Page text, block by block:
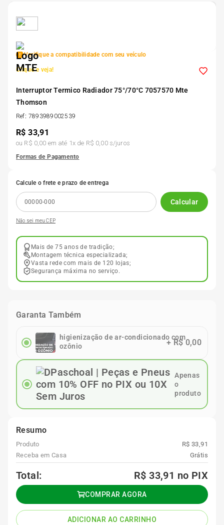
Verifique a compatibilidade com seu veículo
Clique e veja!
Interruptor Termico Radiador 75°/70°C 7057570 Mte
Thomson
Ref: 7893989002539
R$33,91
ou R$ 0,00 em até 1x de R$ 0,00s/juros
Formas de Pagamento
Calcule o frete e prazo de entrega
Calcular
Não sei meu CEP
Mais de 75 anos de tradição;
Montagem técnica especializada;
Vasta rede com mais de 120 lojas;
Segurança máxima no serviço.
Garanta Também
higienização de ar-condicionado com
ozônio
+R$ 0,00
Apenas
o
produto
Resumo
Produto
R$ 33,91
Receba em Casa
Grátis
Total: R$ 33,91 no PIX
COMPRAR AGORA
ADICIONAR AO CARRINHO
5º
7
8º
9º 175 65 14